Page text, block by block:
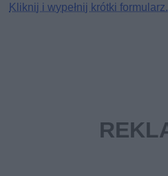
Kliknij i wypełnij krótki formularz.